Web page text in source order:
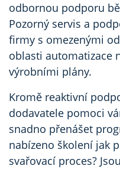
odbornou podporu
Pozorný servis a
firmy s omezenými
oblasti automatizace
výrobními plány.
Kromě reaktivní
dodavatele pomoci
snadno přenášet
nabízeno školení jak
svařovací proces?